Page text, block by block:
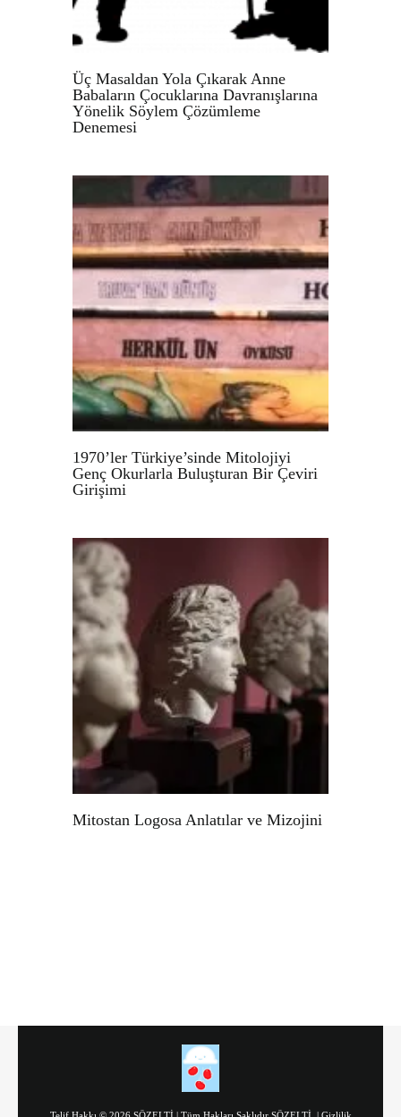
Üç Masaldan Yola Çıkarak Anne
Babaların Çocuklarına Davranışlarına
Yönelik Söylem Çözümleme
Denemesi
1970’ler Türkiye’sinde Mitolojiyi
Genç Okurlarla Buluşturan Bir Çeviri
Girişimi
Mitostan Logosa Anlatılar ve Mizojini